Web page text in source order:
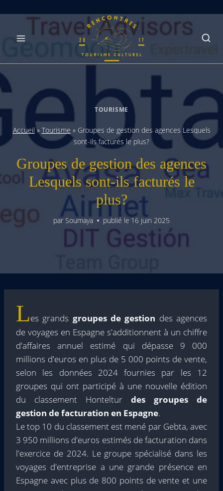
TOURISME
Accueil » Tourisme » Groupes de gestion des agences Lesquels
sont-ils facturés le plus?
Groupes de gestion des agences
Lesquels sont-ils facturés le
plus?
par Soumaya publié le 16 juin 2025
Les grands groupes de gestion des agences
de voyages en Espagne s'additionnent à un chiffre
d'affaires annuel estimé qui dépasse 9 000
millions d'euros en plus de 5 000 points de vente,
selon les données 2024 fournies par les 12
groupes qui ont participé à une nouvelle édition
du classement Honteltur des groupes de
gestion de facturation en Espagne.
Le top 10 du classement est mené par Gebta, avec
3 950 millions d'euros estimés de facturation dans
l'exercice de 2024. Le groupe spécialisé dans les
voyages d'entreprise a une grande présence en
Espagne avec plus de 800 points de vente et une